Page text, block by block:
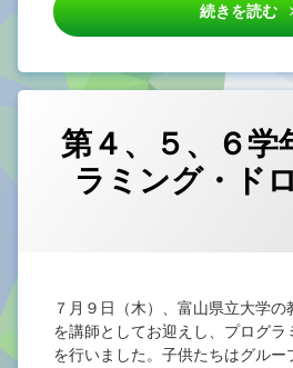
続きを読む
第４、５、６
ラミング・ド
７月９日（木）、富山県立大学
を講師としてお迎えし、プログラ
を行いました。子供たちはグルー